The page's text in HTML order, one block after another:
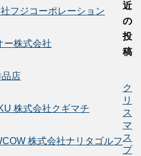
フジコーポレーション
株式会社
品店
株式会社クギマチ
株式会社ナリタゴルフ
近
の
投
稿
ク
リ
ス
マ
ス
プ